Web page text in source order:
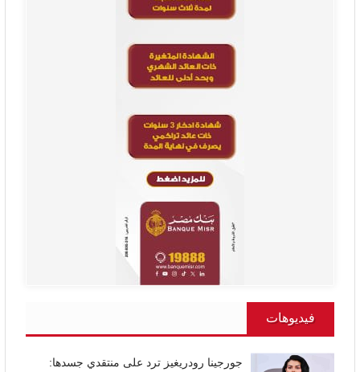
فيديوهات
جورجينا رودريغيز ترد على منتقدي جسدها: